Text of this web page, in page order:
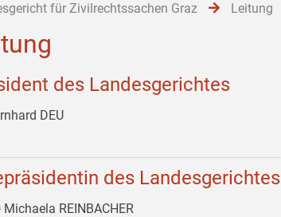
für Zivilrechtssachen Graz Leitung
des Landesgerichtes
DEU
des Landesgerichtes
Michaela REINBACHER